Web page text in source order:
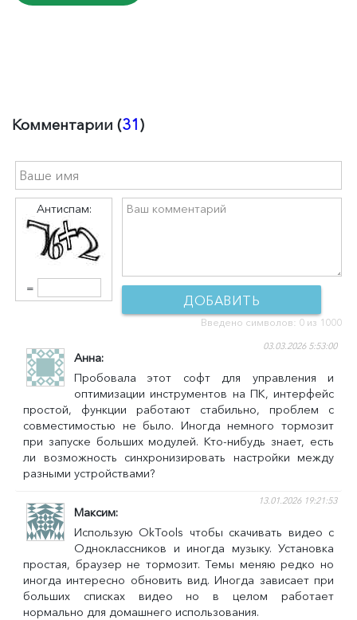
Комментарии (31)
Антиспам:
=
ДОБАВИТЬ
КОММЕНТАРИЙ
Введено символов: 0 из 1000
Анна
03.03.2026 5:53:00
Пробовала этот софт для управления и
оптимизации инструментов на ПК, интерфейс
простой, функции работают стабильно, проблем с
совместимостью не было. Иногда немного тормозит
при запуске больших модулей. Кто-нибудь знает, есть
ли возможность синхронизировать настройки между
разными устройствами?
Максим
13.01.2026 19:21:53
Использую OkTools чтобы скачивать видео с
Одноклассников и иногда музыку. Установка
простая, браузер не тормозит. Темы меняю редко но
иногда интересно обновить вид. Иногда зависает при
больших списках видео но в целом работает
нормально для домашнего использования.